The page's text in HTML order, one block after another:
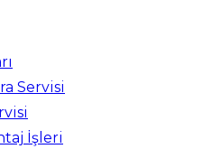
Servisi
İşleri